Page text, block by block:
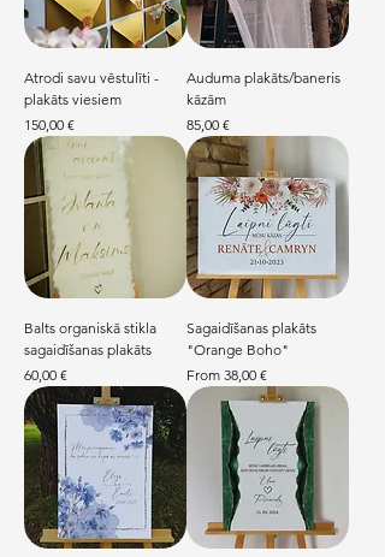
Atrodi savu vēstulīti -
plakāts viesiem
Price
150,00 €
Auduma plakāts/baneris
kāzām
Price
85,00 €
Balts organiskā stikla
sagaidīšanas plakāts
Price
60,00 €
Sagaidīšanas plakāts
"Orange Boho"
From 38,00 €
Sale Price